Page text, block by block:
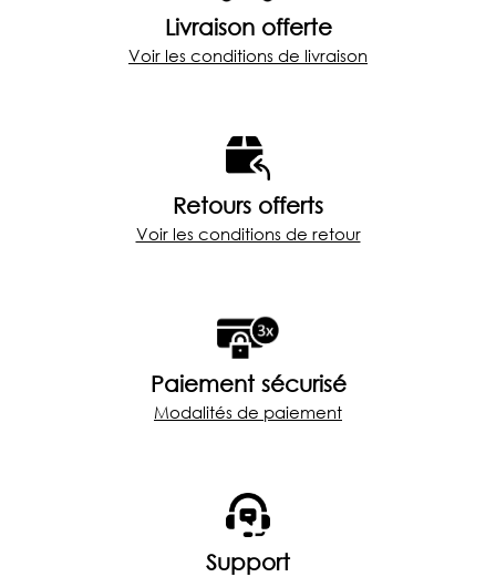
Livraison offerte
Voir les conditions de livraison
Retours offerts
Voir les conditions de retour
Paiement sécurisé
Modalités de paiement
Support